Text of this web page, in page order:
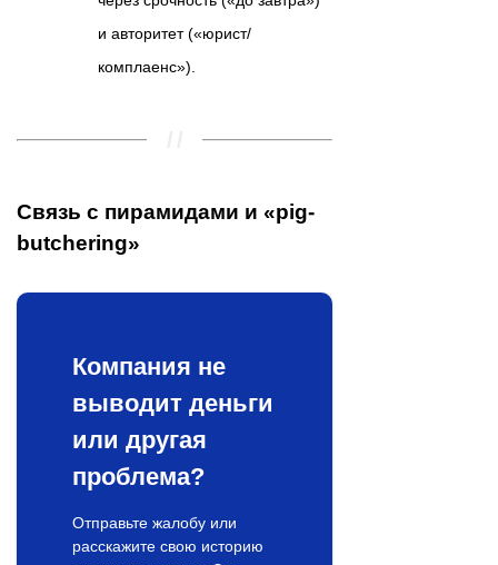
и авторитет («юрист/
комплаенс»).
Связь с пирамидами и «pig-
butchering»
Компания не
выводит деньги
или другая
проблема?
Отправьте жалобу или
расскажите свою историю